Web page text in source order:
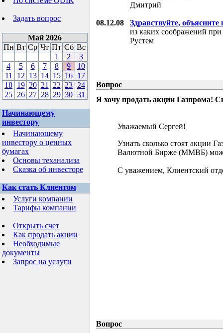
Задать вопрос
Май 2026
Пн Вт Ср Чт Пт Сб Вс
1
2
3
4
5 6 7 8 9
10
11
12 13 14 15 16 17
18 19 20 21 22 23 24
25 26 27 28 29 30 31
Начинающему
инвестору
Начинающему
инвестору о ценных
бумагах
Основы теханализа
Сказка об инвесторе
Как стать Клиентом
Услуги компании
Тарифы компании
Открыть счет
Как продать акции
Необходимые
документы
Запрос на услуги
Дмитрий
08.12.08
Здравствуйте, объясните
из каких соображений
Рустем
Вопрос
Я хочу продать акции Газпрома!
Уважаемый Сергей!
Узнать сколько стоят акции
Валютной Бирже (ММВБ)
С уважением, Клиентский
Вопрос